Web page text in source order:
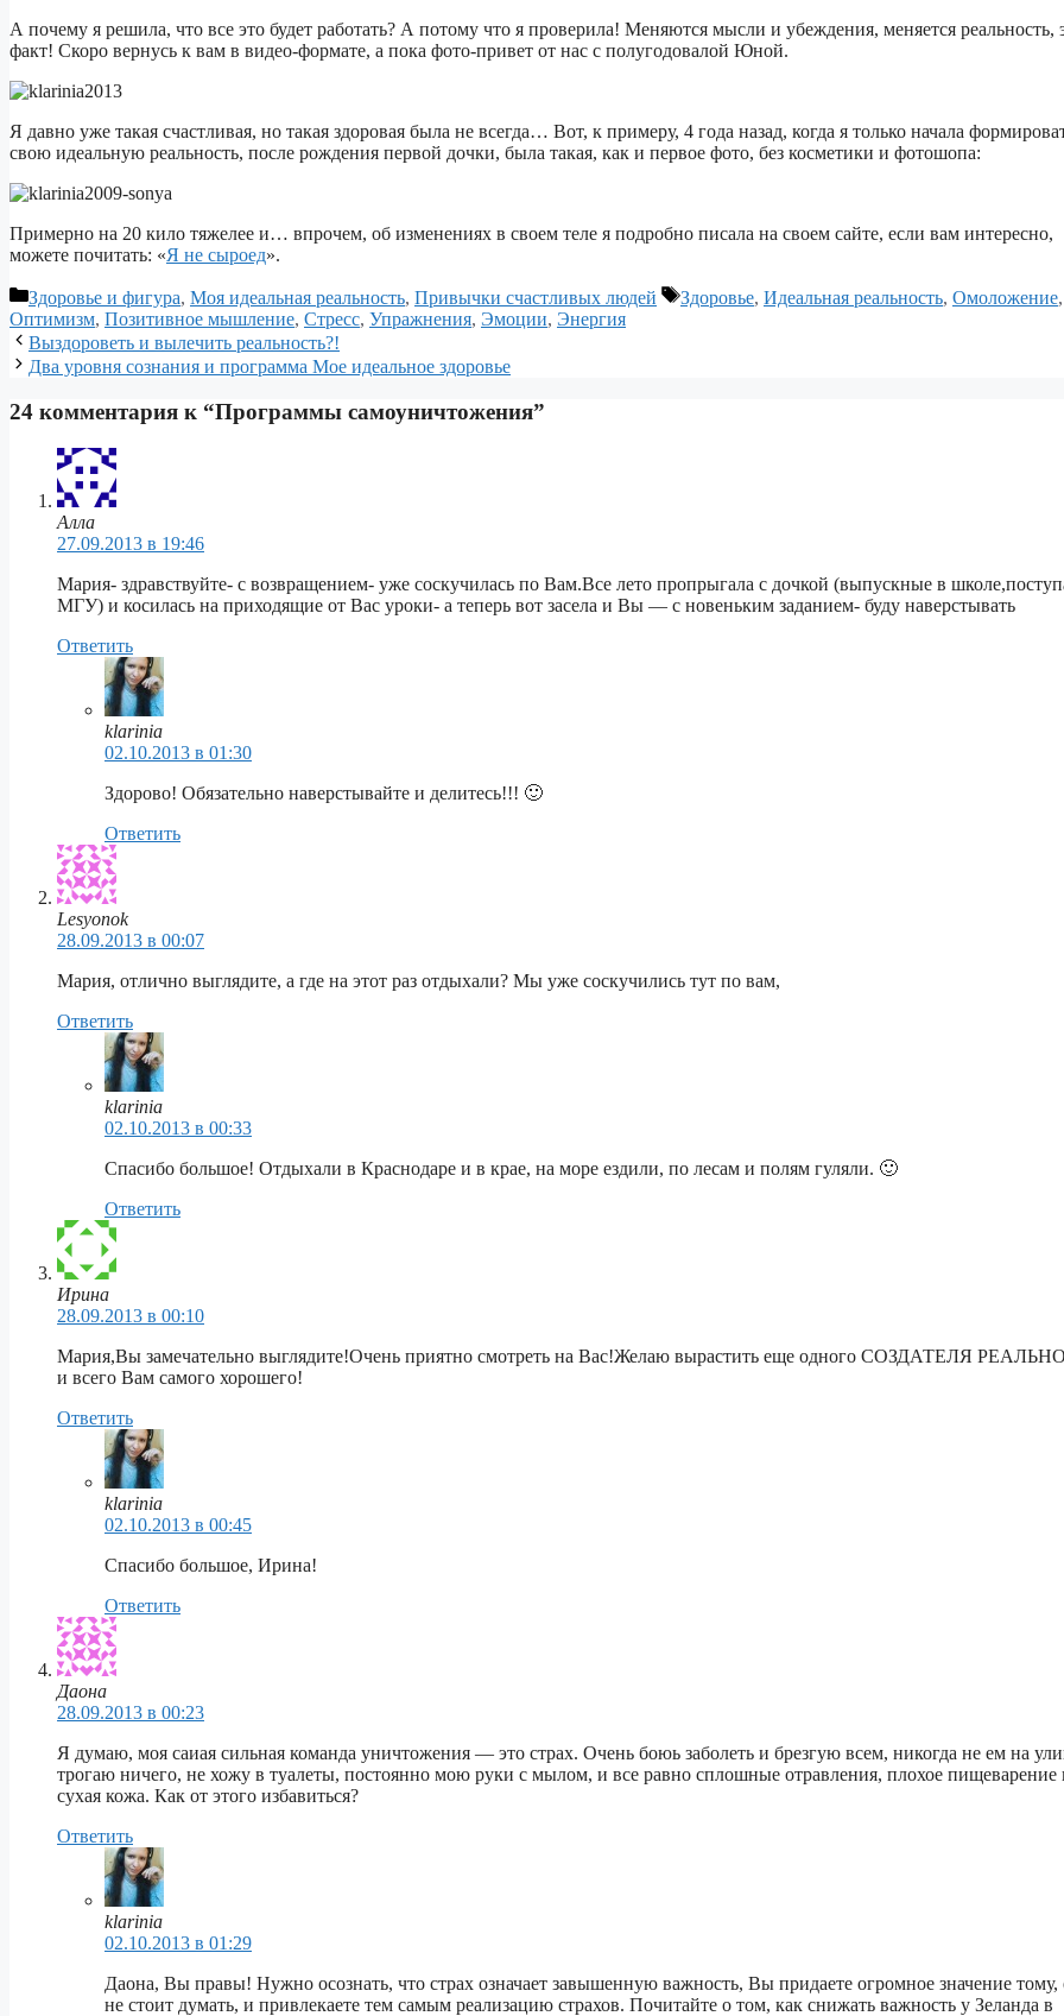
А почему я решила, что все это будет работать? А потому что я проверила! Меняются мысли и убеждения, меняется реальность,
факт! Скоро вернусь к вам в видео-формате, а пока фото-привет от нас с полугодовалой Юной.
Я давно уже такая счастливая, но такая здоровая была не всегда… Вот, к примеру, 4 года назад, когда я только начала
свою идеальную реальность, после рождения первой дочки, была такая, как и первое фото, без косметики и фотошопа:
Примерно на 20 кило тяжелее и… впрочем, об изменениях в своем теле я подробно писала на своем сайте, если вам интересно,
можете почитать: «Я не сыроед».
Рубрики
Здоровье и фигура, Моя идеальная реальность, Привычки счастливых людей Метки
Здоровье, Идеальная реальность, Омоложение,
Оптимизм, Позитивное мышление, Стресс, Упражнения, Эмоции, Энергия
Навигация
записи
Выздороветь и вылечить реальность?!
Два уровня сознания и программа Мое идеальное здоровье
24 комментария к “Программы самоуничтожения”
Алла
27.09.2013 в 19:46
Мария- здравствуйте- с возвращением- уже соскучилась по Вам.Все лето пропрыгала с дочкой (выпускные в
МГУ) и косилась на приходящие от Вас уроки- а теперь вот засела и Вы — с новеньким заданием- буду наверстывать
Ответить
klarinia
02.10.2013 в 01:30
Здорово! Обязательно наверстывайте и делитесь!!! 🙂
Ответить
Lesyonok
28.09.2013 в 00:07
Мария, отлично выглядите, а где на этот раз отдыхали? Мы уже соскучились тут по вам,
Ответить
klarinia
02.10.2013 в 00:33
Спасибо большое! Отдыхали в Краснодаре и в крае, на море ездили, по лесам и полям гуляли. 🙂
Ответить
Ирина
28.09.2013 в 00:10
Мария,Вы замечательно выглядите!Очень приятно смотреть на Вас!Желаю вырастить еще одного СОЗДАТЕЛЯ
и всего Вам самого хорошего!
Ответить
klarinia
02.10.2013 в 00:45
Спасибо большое, Ирина!
Ответить
Даона
28.09.2013 в 00:23
Я думаю, моя саиая сильная команда уничтожения — это страх. Очень боюь заболеть и брезгую всем, никогда не ем на
трогаю ничего, не хожу в туалеты, постоянно мою руки с мылом, и все равно сплошные отравления, плохое пищеварение
сухая кожа. Как от этого избавиться?
Ответить
klarinia
02.10.2013 в 01:29
Даона, Вы правы! Нужно осознать, что страх означает завышенную важность, Вы придаете огромное значение тому,
не стоит думать, и привлекаете тем самым реализацию страхов. Почитайте о том, как снижать важность у Зеланда в